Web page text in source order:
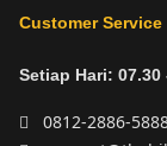
Customer Service
Setiap Hari: 07.30
0812-2886-